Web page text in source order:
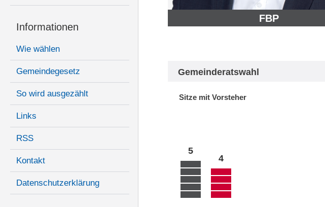
Informationen
Wie wählen
Gemeindegesetz
So wird ausgezählt
Links
RSS
Kontakt
Datenschutzerklärung
FBP
Gemeinderatswahl
Sitze mit Vorsteher
5
4